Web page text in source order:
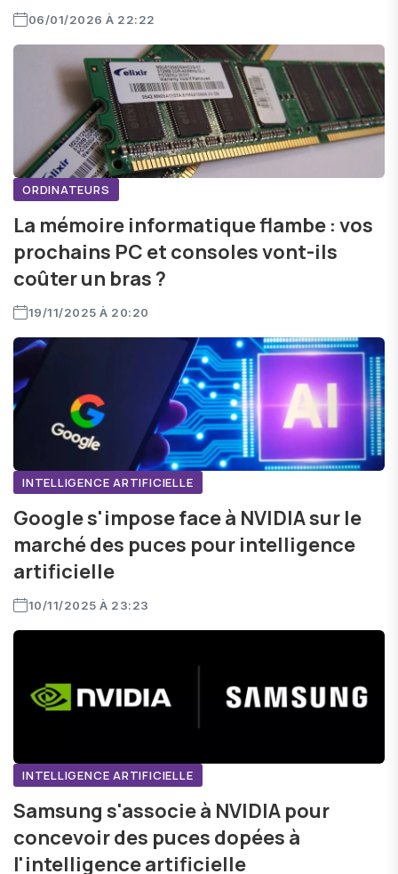
06/01/2026 À 22:22
ORDINATEURS
La mémoire informatique flambe : vos
prochains PC et consoles vont-ils
coûter un bras ?
19/11/2025 À 20:20
INTELLIGENCE ARTIFICIELLE
Google s'impose face à NVIDIA sur le
marché des puces pour intelligence
artificielle
10/11/2025 À 23:23
INTELLIGENCE ARTIFICIELLE
Samsung s'associe à NVIDIA pour
concevoir des puces dopées à
l'intelligence artificielle